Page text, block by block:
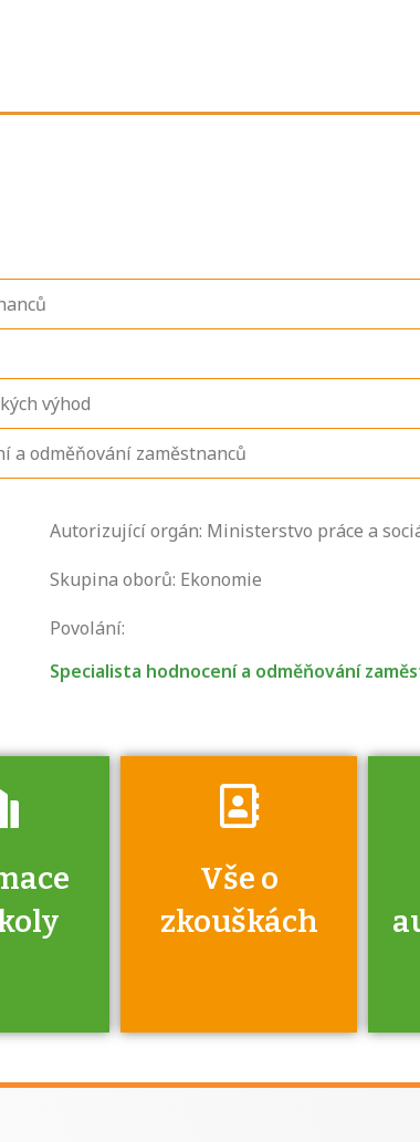
výhod
a odměňování zaměstnanců
Autorizující orgán: Ministerstvo práce a
Skupina oborů: Ekonomie
Povolání:
Specialista hodnocení a odměňování
škola
Vše o
zkouškách
přihlásit ke
o tom, kdo vás
vyzkouší.